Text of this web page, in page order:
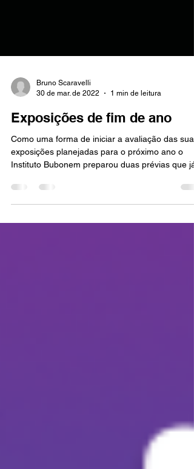
30 de mar. de 2022
1 min de leitura
Exposições de fim de ano
Como uma forma de iniciar a avaliação das suas
Instituto Bubonem preparou duas prévias que